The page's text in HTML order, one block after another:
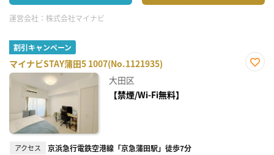
運営会社： 株式会社マイナビ
割引キャンペーン
マイナビSTAY蒲田5 1007(No.1121935)
大田区
【禁煙/Wi-Fi無料】
アクセス 京浜急行電鉄空港線「京急蒲田駅」徒歩7分